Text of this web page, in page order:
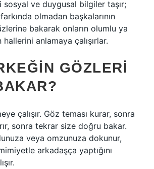
sosyal ve duygusal bilgiler taşır;
olmadan başkalarının
bakarak onların olumlu ya
anlamaya çalışırlar.
GÖZLERI
çalışır. Göz teması kurar, sonra
sonra tekrar size doğru bakar.
veya omzunuza dokunur,
arkadaşça yaptığını